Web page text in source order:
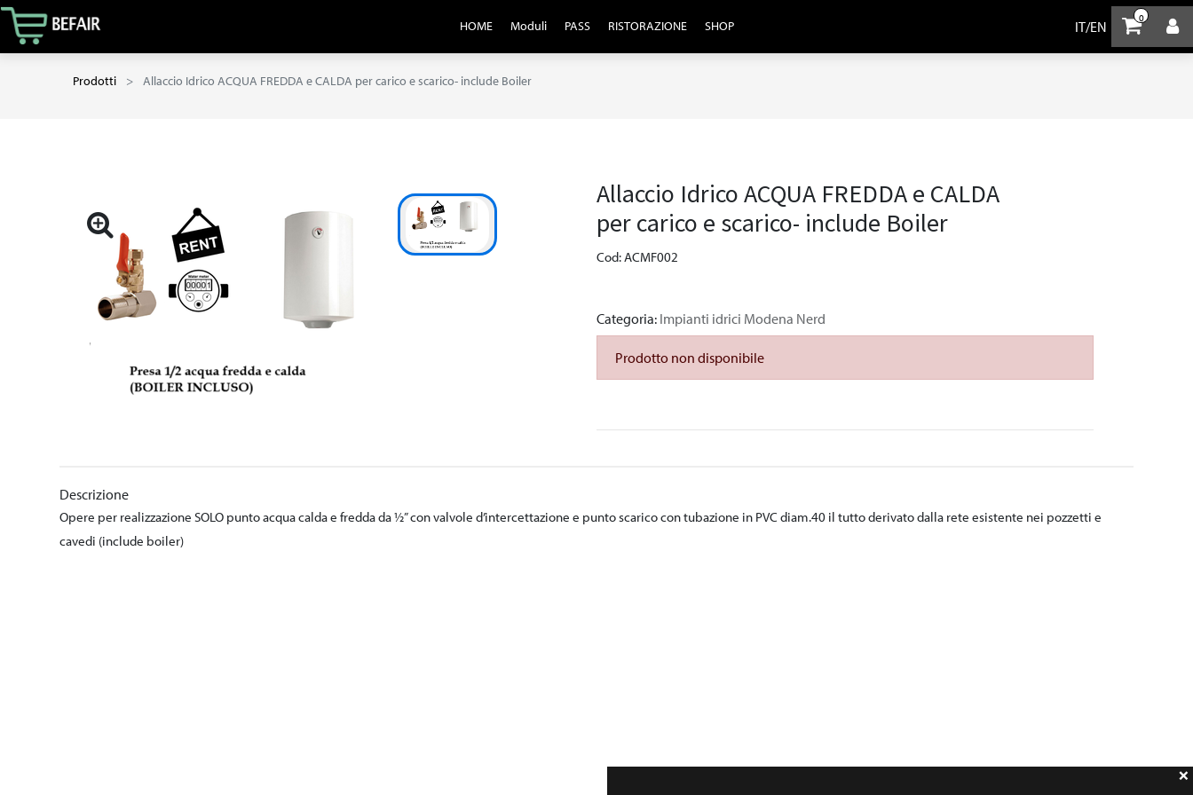
HOME Moduli PASS RISTORAZIONE SHOP
0
IT/EN
Prodotti Allaccio Idrico ACQUA FREDDA e CALDA per carico e scarico- include Boiler
Allaccio Idrico ACQUA FREDDA e CALDA
per carico e scarico- include Boiler
Cod: ACMF002
Categoria: Impianti idrici Modena Nerd
Prodotto non disponibile
Descrizione
Opere per realizzazione SOLO punto acqua calda e fredda da ½” con valvole d’intercettazione e punto scarico con tubazione in PVC diam.40 il tutto derivato dalla rete esistente nei pozzetti e
cavedi (include boiler)